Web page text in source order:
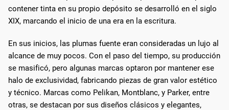
contener tinta en su propio depósito se desarrolló en el siglo
XIX, marcando el inicio de una era en la escritura.
En sus inicios, las plumas fuente eran consideradas un lujo al
alcance de muy pocos. Con el paso del tiempo, su producción
se masificó, pero algunas marcas optaron por mantener ese
halo de exclusividad, fabricando piezas de gran valor estético
y técnico. Marcas como Pelikan, Montblanc, y Parker, entre
otras, se destacan por sus diseños clásicos y elegantes,